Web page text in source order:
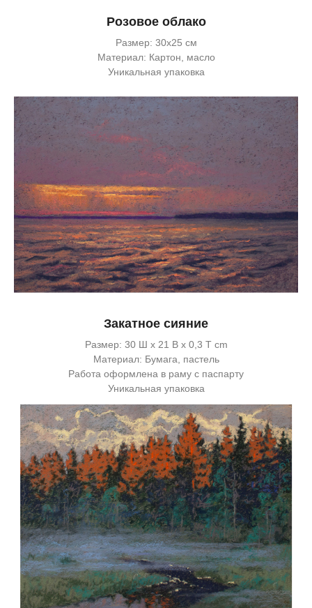
Розовое облако
Размер: 30х25 см
Материал: Картон, масло
Уникальная упаковка
Закатное сияние
Размер: 30 Ш x 21 В x 0,3 Т cm
Материал: Бумага, пастель
Работа оформлена в раму с паспарту
Уникальная упаковка